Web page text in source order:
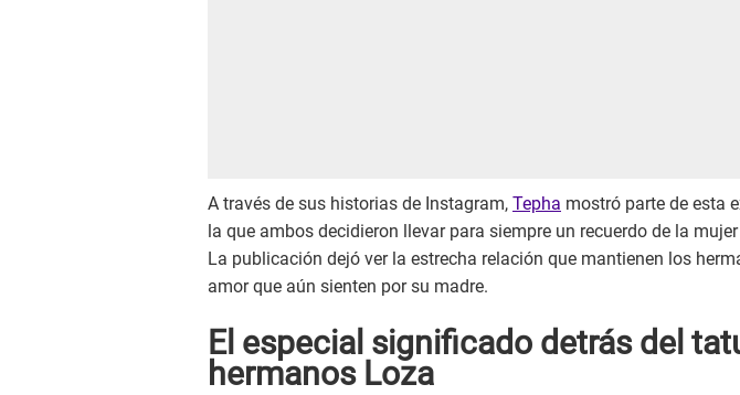
A través de sus historias de Instagram, Tepha mostró parte de esta
la que ambos decidieron llevar para siempre un recuerdo de la
La publicación dejó ver la estrecha relación que mantienen los
amor que aún sienten por su madre.
El especial significado detrás del
hermanos Loza